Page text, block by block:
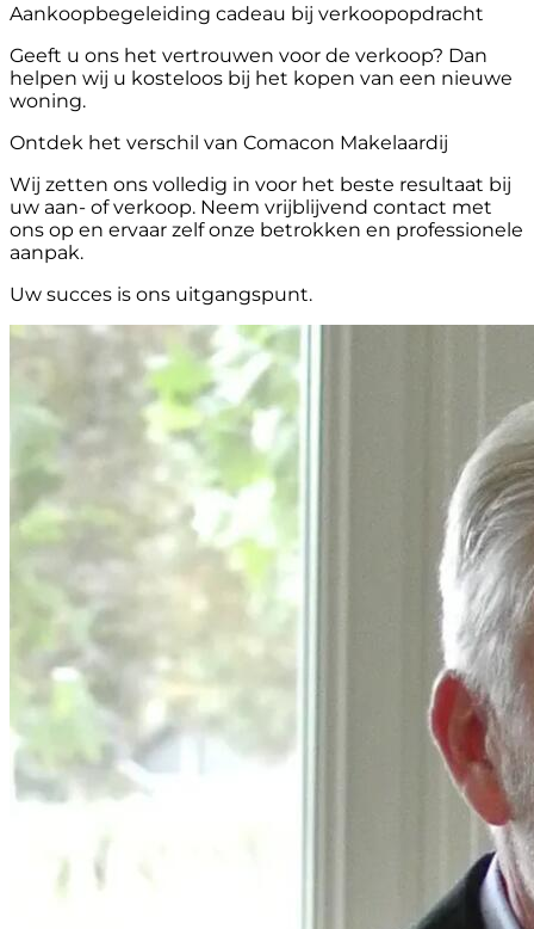
Aankoopbegeleiding cadeau bij verkoopopdracht
Geeft u ons het vertrouwen voor de verkoop? Dan
helpen wij u kosteloos bij het kopen van een nieuwe
woning.
Ontdek het verschil van Comacon Makelaardij
Wij zetten ons volledig in voor het beste resultaat bij
uw aan- of verkoop. Neem vrijblijvend contact met
ons op en ervaar zelf onze betrokken en professionele
aanpak.
Uw succes is ons uitgangspunt.